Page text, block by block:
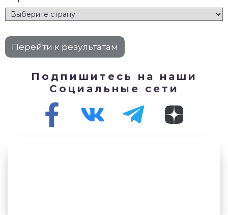
Подпишитесь на наши
Социальные сети